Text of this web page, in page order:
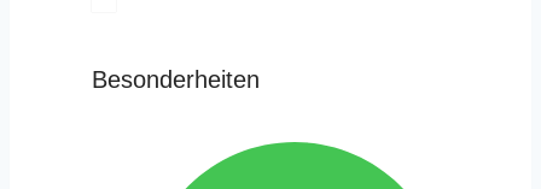
Besonderheiten